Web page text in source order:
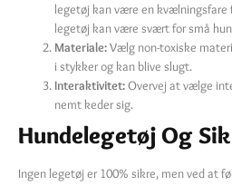
legetøj kan være en kvælningsfare
legetøj kan være svært for små
Materiale:Vælg non-toxiske
i stykker og kan blive slugt.
Interaktivitet:Overvej at vælge
nemt keder sig.
Hundelegetøj Og
Ingen legetøj er 100% sikre, men ved at